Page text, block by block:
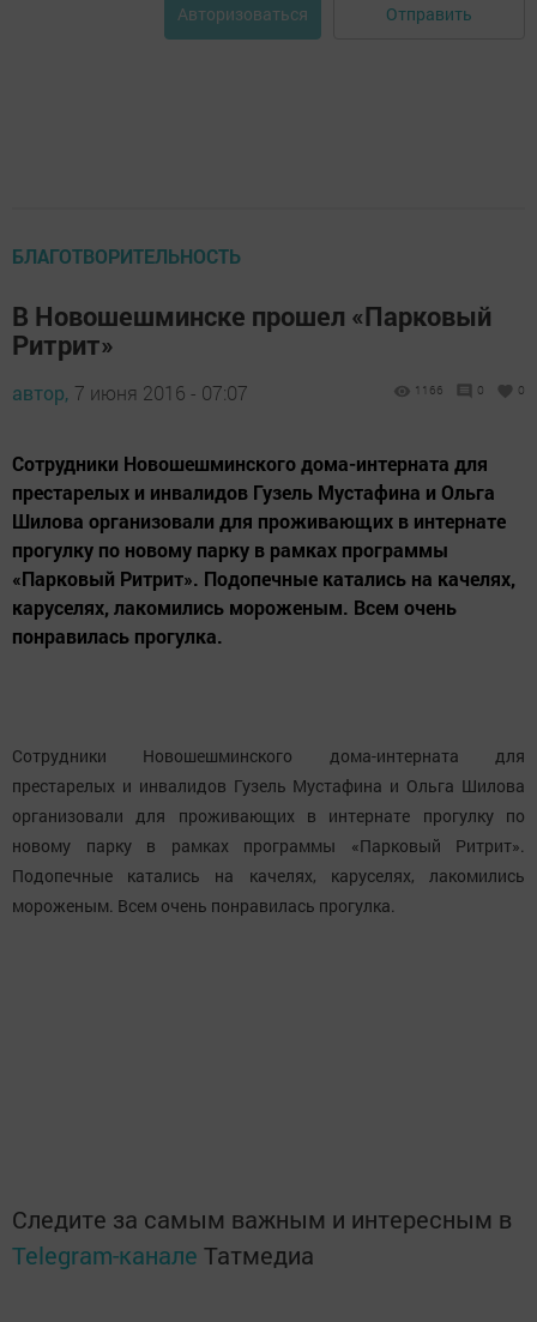
Авторизоваться Отправить
БЛАГОТВОРИТЕЛЬНОСТЬ
В Новошешминске прошел «Парковый
Ритрит»
автор, 7 июня 2016 - 07:07 1166 0 0
Сотрудники Новошешминского дома-интерната для
престарелых и инвалидов Гузель Мустафина и Ольга
Шилова организовали для проживающих в интернате
прогулку по новому парку в рамках программы
«Парковый Ритрит». Подопечные катались на качелях,
каруселях, лакомились мороженым. Всем очень
понравилась прогулка.
Сотрудники Новошешминского дома-интерната для
престарелых и инвалидов Гузель Мустафина и Ольга Шилова
организовали для проживающих в интернате прогулку по
новому парку в рамках программы «Парковый Ритрит».
Подопечные катались на качелях, каруселях, лакомились
мороженым. Всем очень понравилась прогулка.
Следите за самым важным и интересным в
Telegram-канале Татмедиа